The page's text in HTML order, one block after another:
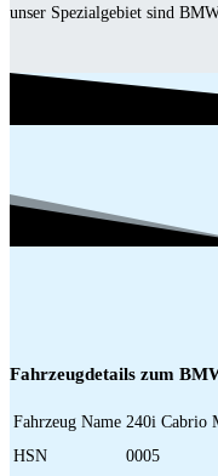
unser Spezialgebiet sind
Fahrzeugdetails zum
Fahrzeug Name 240i Cabrio
HSN
0005